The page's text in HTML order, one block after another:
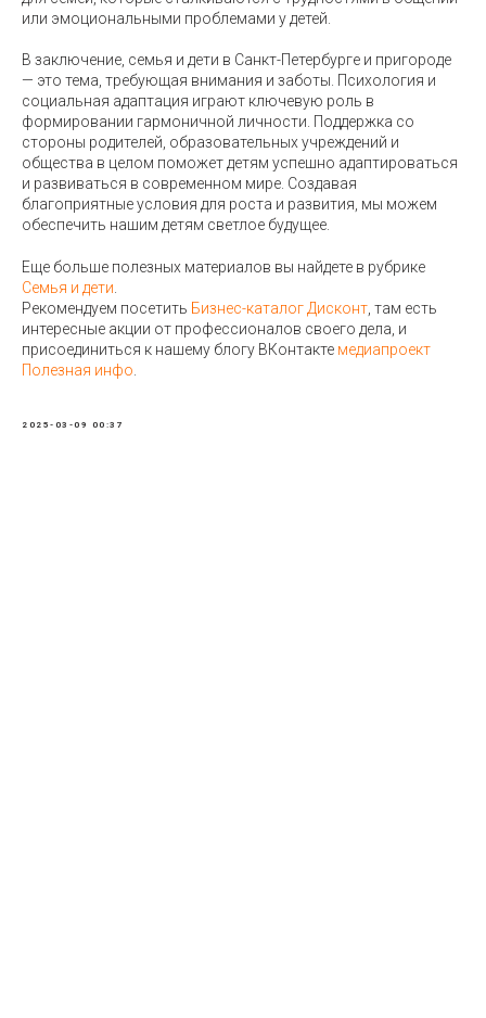
или эмоциональными проблемами у детей.
В заключение, семья и дети в Санкт-Петербурге и пригороде
— это тема, требующая внимания и заботы. Психология и
социальная адаптация играют ключевую роль в
формировании гармоничной личности. Поддержка со
стороны родителей, образовательных учреждений и
общества в целом поможет детям успешно адаптироваться
и развиваться в современном мире. Создавая
благоприятные условия для роста и развития, мы можем
обеспечить нашим детям светлое будущее.
Еще больше полезных материалов вы найдете в рубрике
Семья и дети
Рекомендуем посетить Бизнес-каталог Дисконт , там есть
интересные акции от профессионалов своего дела, и
присоединиться к нашему блогу ВКонтакте медиапроект
Полезная инфо
2025-03-09 00:37